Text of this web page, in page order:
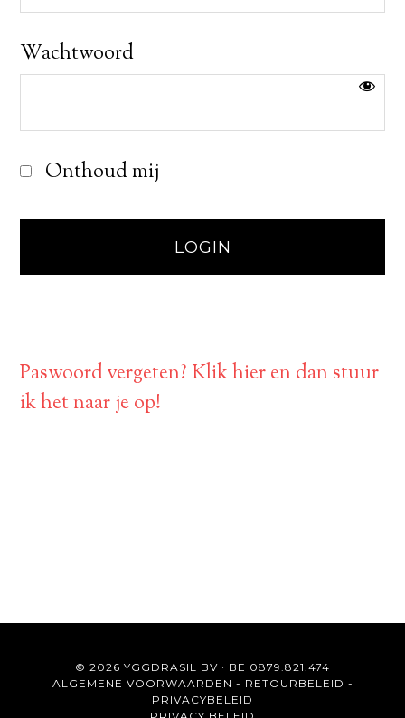
Wachtwoord
Onthoud mij
Paswoord vergeten? Klik hier en dan stuur
ik het naar je op!
© 2026 YGGDRASIL BV · BE 0879.821.474
ALGEMENE VOORWAARDEN - RETOURBELEID -
PRIVACYBELEID